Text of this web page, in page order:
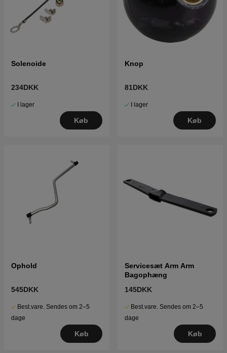
Solenoide
234DKK
I lager
Køb
Knop
81DKK
I lager
Køb
Ophold
545DKK
Best.vare. Sendes om 2–5
dage
Køb
Servicesæt Arm Arm
Bagophæng
145DKK
Best.vare. Sendes om 2–5
dage
Køb